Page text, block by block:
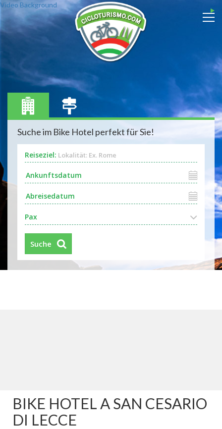
Video Background
Suche im Bike Hotel perfekt für Sie!
Reiseziel: Lokalität: Ex. Rome
Pax
Suche
BIKE HOTEL A SAN CESARIO
DI LECCE